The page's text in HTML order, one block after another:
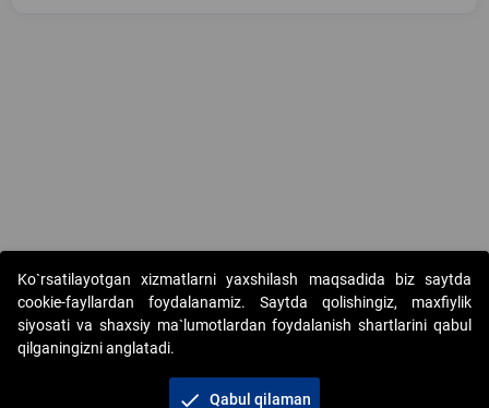
Copyright © 2017-2026. "Elektron onlayn-auksionlarni tashkil etish"
AJ. Barcha huquqlar himoyalangan
Ko`rsatilayotgan xizmatlarni yaxshilash maqsadida biz saytda
cookie-fayllardan foydalanamiz. Saytda qolishingiz, maxfiylik
siyosati va shaxsiy ma`lumotlardan foydalanish shartlarini qabul
qilganingizni anglatadi.
check Qabul qilaman